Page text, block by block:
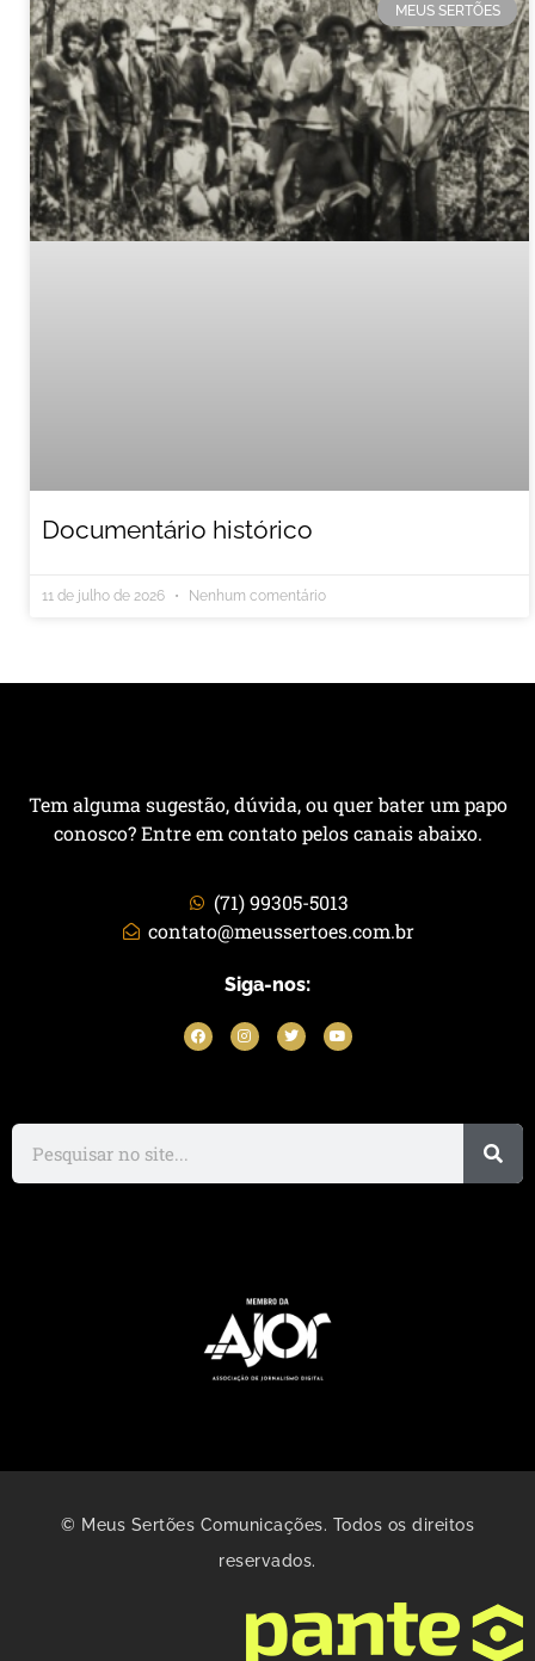
MEUS SERTÕES
Documentário histórico
11 de julho de 2026 Nenhum comentário
Tem alguma sugestão, dúvida, ou quer bater um papo
conosco? Entre em contato pelos canais abaixo.
(71) 99305-5013
contato@meussertoes.com.br
Siga-nos:
© Meus Sertões Comunicações. Todos os direitos
reservados.